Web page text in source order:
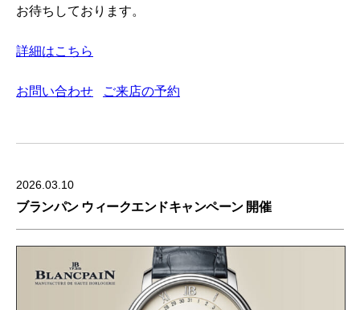
お待ちしております。
詳細はこちら
お問い合わせ ご来店の予約
2026.03.10
ブランパン ウィークエンドキャンペーン 開催